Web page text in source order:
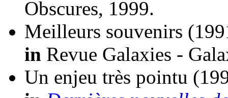
Obscures, 1999.
Meilleurs souvenirs
in Revue Galaxies -
Un enjeu très pointu